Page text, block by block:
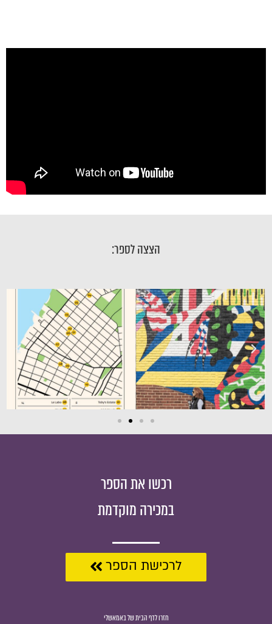
הצצה לספר:
רכשו את הספר
במכירה מוקדמת
לרכישת הספר
חזרו לדף הבית של באמאשלי